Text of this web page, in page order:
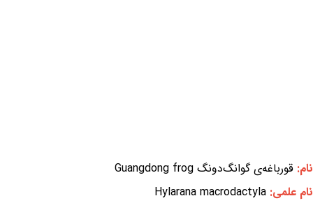
نام: قورباغه‌ی گوانگ‌دونگ Guangdong frog
نام علمی: Hylarana macrodactyla